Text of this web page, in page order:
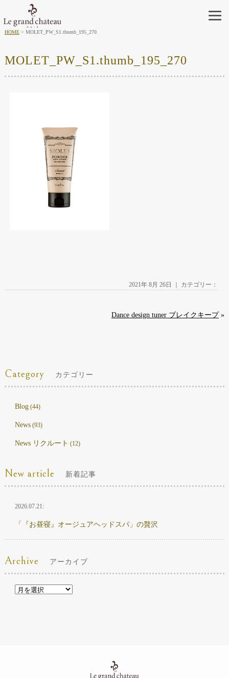
HOME MOLET_PW_S1.thumb_195_270
MOLET_PW_S1.thumb_195_270
2021年 8月 26日 ｜ カテゴリー：
Dance design tuner ブレイクキープ»
Category カテゴリー
Blog(44)
News(93)
News リクルート (12)
New article 新着記事
2026.07.21:
「『お昼寝』オージュアヘッドスパ」の贅沢
Archive アーカイブ